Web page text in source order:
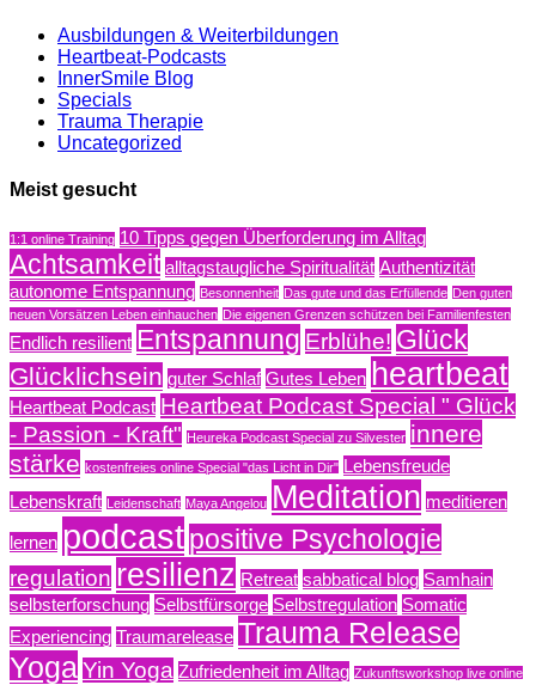
Ausbildungen & Weiterbildungen
Heartbeat-Podcasts
InnerSmile Blog
Specials
Trauma Therapie
Uncategorized
Meist gesucht
1:1 online Training 10 Tipps gegen Überforderung im Alltag
Achtsamkeit alltagstaugliche Spiritualität Authentizität
autonome Entspannung Besonnenheit Das gute und das Erfüllende Den guten
neuen Vorsätzen Leben einhauchen Die eigenen Grenzen schützen bei Familienfesten
Endlich resilient Entspannung Erblühe! Glück
Glücklichsein guter Schlaf Gutes Leben heartbeat
Heartbeat Podcast Heartbeat Podcast Special " Glück
- Passion - Kraft" Heureka Podcast Special zu Silvester innere
stärke kostenfreies online Special "das Licht in Dir" Lebensfreude
Lebenskraft Leidenschaft Maya Angelou Meditation meditieren
lernen podcastpositive Psychologie
regulation resilienz Retreat sabbatical blog Samhain
selbsterforschung Selbstfürsorge Selbstregulation Somatic
Experiencing Traumarelease Trauma Release
YogaYin Yoga Zufriedenheit im Alltag Zukunftsworkshop live online